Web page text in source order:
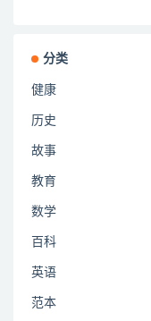
分类
健康
历史
故事
教育
数学
百科
英语
范本